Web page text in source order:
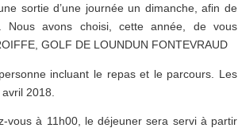
sortie d’une journée un dimanche, afin de
Nous avons choisi, cette année, de vous
GOLF DE LOUNDUN FONTEVRAUD
incluant le repas et le parcours. Les
2018.
vous à 11h00, le déjeuner sera servi à partir